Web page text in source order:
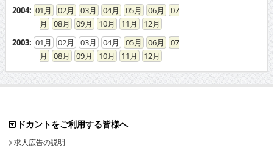
2004: 01 02 03 04 05 06
07
08
09 10 11
12
2003: 01 02 03 04 05 06
07
08
09 10 11 12
ドカントをご利用する皆様へ
求人広告の説明